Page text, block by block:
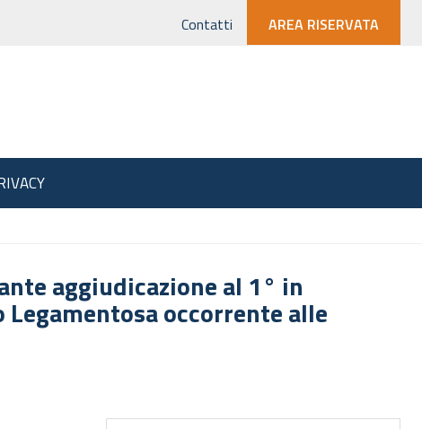
AREA RISERVATA
Contatti
aggiudicazione al 1° in
occorrente alle